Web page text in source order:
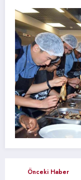
Önceki Haber